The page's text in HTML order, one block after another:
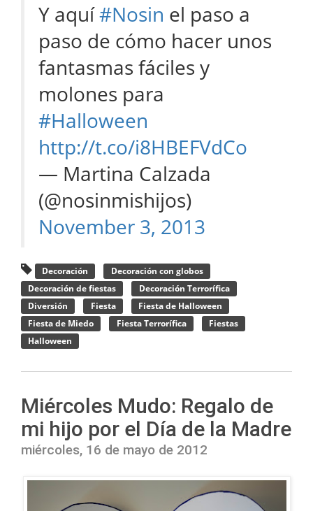
Y aquí#Nosin el paso a
paso de cómo hacer unos
fantasmas fáciles y
molones para
#Halloween
http://t.co/i8HBEFVdCo
— Martina Calzada
(@nosinmishijos)
November 3, 2013
Decoración
Decoración con globos
Decoración de fiestas
Decoración Terrorífica
Diversión
Fiesta
Fiesta de Halloween
Fiesta de Miedo
Fiesta Terrorífica
Fiestas
Halloween
Miércoles Mudo: Regalo de
mi hijo por el Día de la Madre
miércoles, 16 de mayo de 2012